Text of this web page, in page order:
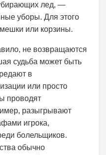
лед, —
уборы. Для этого
или корзины.
не возвращаются
судьба может быть
в
или просто
проводят
разыгрывают
игрока,
болельщиков.
обычно